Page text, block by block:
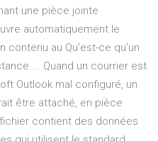
une pièce jointe
automatiquement le
contenu au Qu'est-ce qu'un
... Quand un courrier est
Outlook mal configuré, un
être attaché, en pièce
contient des données